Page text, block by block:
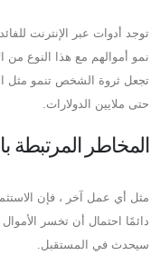
توجد أدوات عبر الإنترنت
نمو أموالهم مع هذا النوع من
تجعل ثروة الشخص تنمو مثل
حتى ملايين الدولارات.
المخاطر المرتبطة
مثل أي عمل آخر ، فإن
دائمًا احتمال أن تخسر
سيحدث في المستقبل.